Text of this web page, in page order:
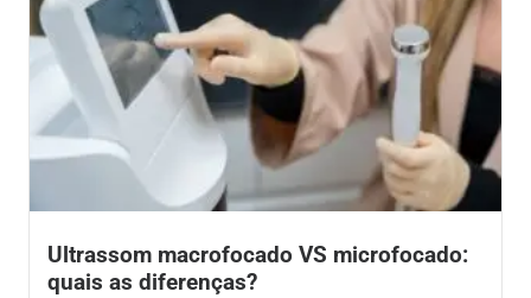
Ultrassom macrofocado VS microfocado:
quais as diferenças?